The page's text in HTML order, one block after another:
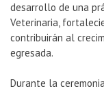
desarrollo de una
Veterinaria,
contribuirán al
egresada.
Durante la